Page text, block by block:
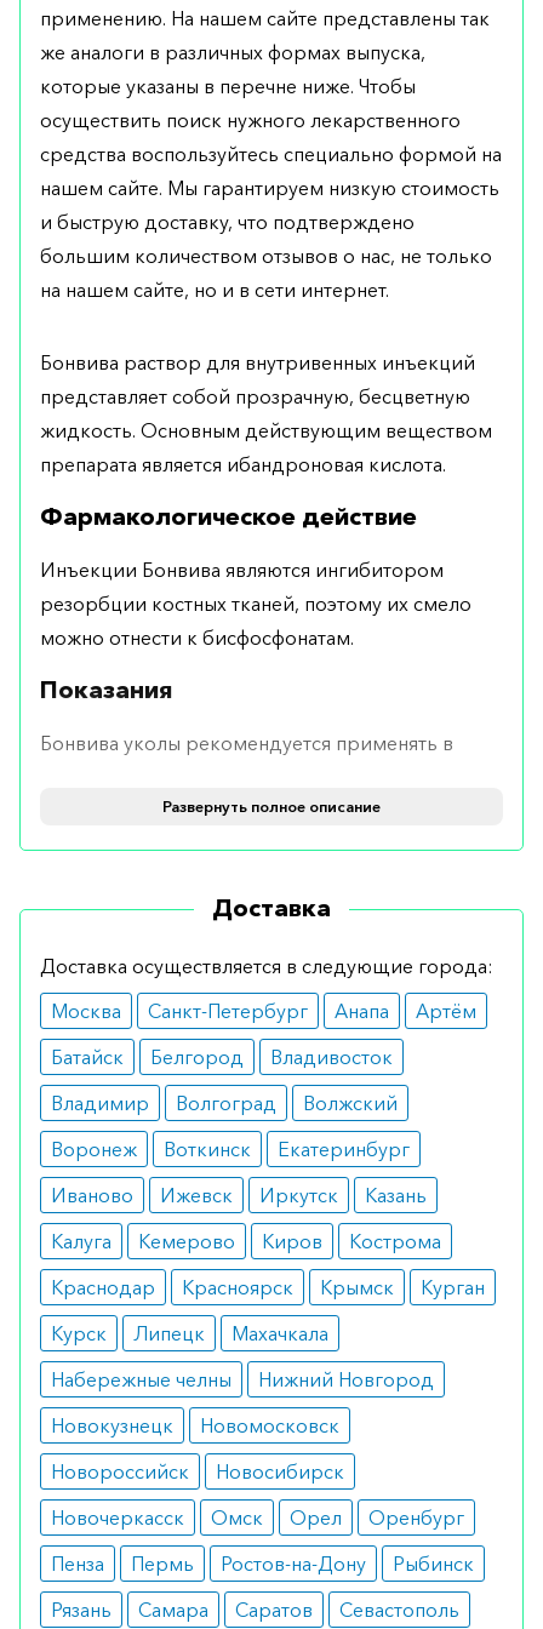
применению. На нашем сайте представлены так
же аналоги в различных формах выпуска,
которые указаны в перечне ниже. Чтобы
осуществить поиск нужного лекарственного
средства воспользуйтесь специально формой на
нашем сайте. Мы гарантируем низкую стоимость
и быструю доставку, что подтверждено
большим количеством отзывов о нас, не только
на нашем сайте, но и в сети интернет.
Бонвива раствор для внутривенных инъекций
представляет собой прозрачную, бесцветную
жидкость. Основным действующим веществом
препарата является ибандроновая кислота.
Фармакологическое действие
Инъекции Бонвива являются ингибитором
резорбции костных тканей, поэтому их смело
можно отнести к бисфосфонатам.
Показания
Бонвива уколы рекомендуется применять в
Поэтому их назначают преимущественно
женщинам, имеющим повышенный риск
Отказаться от терапии с использованием
инъекций Бонвива необходимо при наличии
следующих противопоказаний:
беременность;
гипокальциемия;
грудное вскармливание;
серьезные нарушения в работе почек;
индивидуальная непереносимость
компонентов лекарства.
Препарат предназначен исключительно для
взрослых пациентов, поэтому не следует
вводить лекарство лицам младше 18 лет.
Побочные эффекты
При введении в организм инъекции Бонвива
могут наблюдаться следующие побочные
реакции:
головокружение;
головные боли;
флебит;
Развернуть полное описание
Доставка
Доставка осуществляется в следующие города:
Москва
Санкт-Петербург Анапа
Артём
Батайск
Белгород
Владивосток
Владимир
Волгоград
Волжский
Воронеж
Воткинск
Екатеринбург
Иваново
Ижевск Иркутск
Казань
Калуга
Кемерово Киров
Кострома
Краснодар
Красноярск Крымск
Курган
Курск
Липецк
Махачкала
Набережные челны
Нижний Новгород
Новокузнецк
Новомосковск
Новороссийск
Новосибирск
Новочеркасск
Омск Орел
Оренбург
Пенза
Пермь Ростов-на-Дону
Рыбинск
Рязань
Самара Саратов
Севастополь